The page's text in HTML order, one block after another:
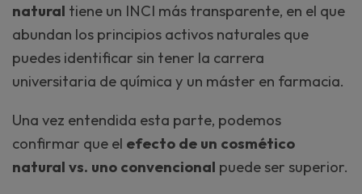
natural tiene un INCI más transparente, en el que
abundan los principios activos naturales que
puedes identificar sin tener la carrera
universitaria de química y un máster en farmacia.
Una vez entendida esta parte, podemos
confirmar que el efecto de un cosmético
natural vs. uno convencional puede ser superior.